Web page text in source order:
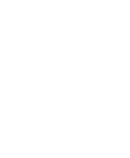
Durante el verano, las 80
totalidad en la factoría
Leitner. Salvo la
renovados, con un
Las cabinas, que estos
tienen capacidad para
simular al telecabina Al
funciona en paralelo
Borreguiles. Una vez
y, tras ser revisado por